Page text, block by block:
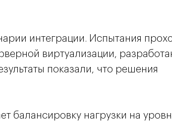
интеграции. Испытания
виртуализации,
показали, что решения
балансировку нагрузки на